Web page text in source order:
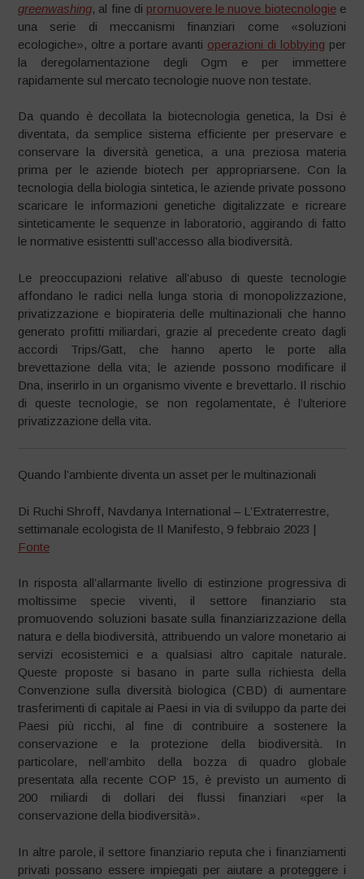
greenwashing, al fine di promuovere le nuove biotecnologiee
una serie di meccanismi finanziari come «soluzioni
ecologiche», oltre a portare avanti operazioni di lobbying per
la deregolamentazione degli Ogm e per immettere
rapidamente sul mercato tecnologie nuove non testate.
Da quando è decollata la biotecnologia genetica, la Dsi è
diventata, da semplice sistema efficiente per preservare e
conservare la diversità genetica, a una preziosa materia
prima per le aziende biotech per appropriarsene. Con la
tecnologia della biologia sintetica, le aziende private possono
scaricare le informazioni genetiche digitalizzate e ricreare
sinteticamente le sequenze in laboratorio, aggirando di fatto
le normative esistentti sull’accesso alla biodiversità.
Le preoccupazioni relative all’abuso di queste tecnologie
affondano le radici nella lunga storia di monopolizzazione,
privatizzazione e biopirateria delle multinazionali che hanno
generato profitti miliardari, grazie al precedente creato dagli
accordi Trips/Gatt, che hanno aperto le porte alla
brevettazione della vita; le aziende possono modificare il
Dna, inserirlo in un organismo vivente e brevettarlo. Il rischio
di queste tecnologie, se non regolamentate, è l’ulteriore
privatizzazione della vita.
Quando l’ambiente diventa un asset per le multinazionali
Di Ruchi Shroff, Navdanya International – L’Extraterrestre,
settimanale ecologista de Il Manifesto, 9 febbraio 2023 |
Fonte
In risposta all’allarmante livello di estinzione progressiva di
moltissime specie viventi, il settore finanziario sta
promuovendo soluzioni basate sulla finanziarizzazione della
natura e della biodiversità, attribuendo un valore monetario ai
servizi ecosistemici e a qualsiasi altro capitale naturale.
Queste proposte si basano in parte sulla richiesta della
Convenzione sulla diversità biologica (CBD) di aumentare
trasferimenti di capitale ai Paesi in via di sviluppo da parte dei
Paesi più ricchi, al fine di contribuire a sostenere la
conservazione e la protezione della biodiversità. In
particolare, nell’ambito della bozza di quadro globale
presentata alla recente COP 15, è previsto un aumento di
200 miliardi di dollari dei flussi finanziari «per la
conservazione della biodiversità».
In altre parole, il settore finanziario reputa che i finanziamenti
privati possano essere impiegati per aiutare a proteggere i